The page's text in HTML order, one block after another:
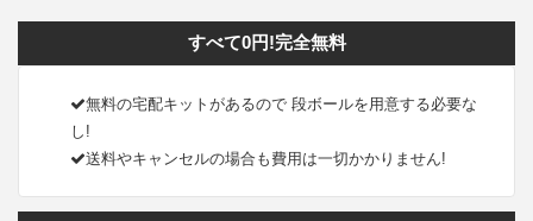
すべて0円!完全無料
無料の宅配キットがあるので 段ボールを用意する必要な
し!
送料やキャンセルの場合も費用は一切かかりません!